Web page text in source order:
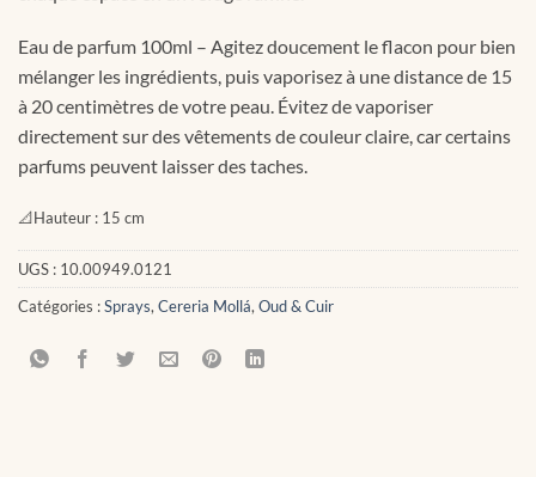
Eau de parfum 100ml – Agitez doucement le flacon pour bien
mélanger les ingrédients, puis vaporisez à une distance de 15
à 20 centimètres de votre peau. Évitez de vaporiser
directement sur des vêtements de couleur claire, car certains
parfums peuvent laisser des taches.
📐Hauteur : 15 cm
UGS : 10.00949.0121
Catégories :Sprays, Cereria Mollá, Oud & Cuir